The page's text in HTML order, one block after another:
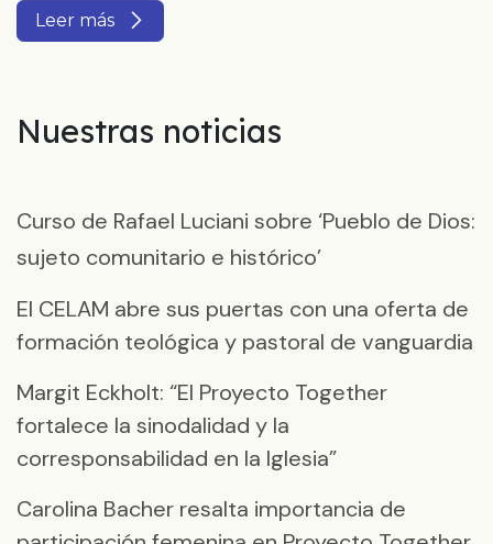
Leer más
Nuestras noticias
Curso de Rafael Luciani sobre ‘Pueblo de Dios:
sujeto comunitario e histórico’
El CELAM abre sus puertas con una oferta de
formación teológica y pastoral de vanguardia
Margit Eckholt: “El Proyecto Together
fortalece la sinodalidad y la
corresponsabilidad en la Iglesia”
Carolina Bacher resalta importancia de